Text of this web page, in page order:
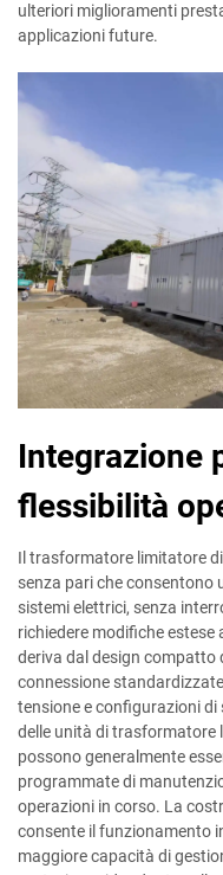
ulteriori miglioramenti
applicazioni future.
Integrazione
flessibilità
Il trasformatore limitatore
senza pari che consentono
sistemi elettrici, senza
richiedere modifiche
deriva dal design compatto
connessione
tensione e configurazioni
delle unità di trasformatore
possono generalmente
programmate di
operazioni in corso. La
consente il funzionamento
maggiore capacità di